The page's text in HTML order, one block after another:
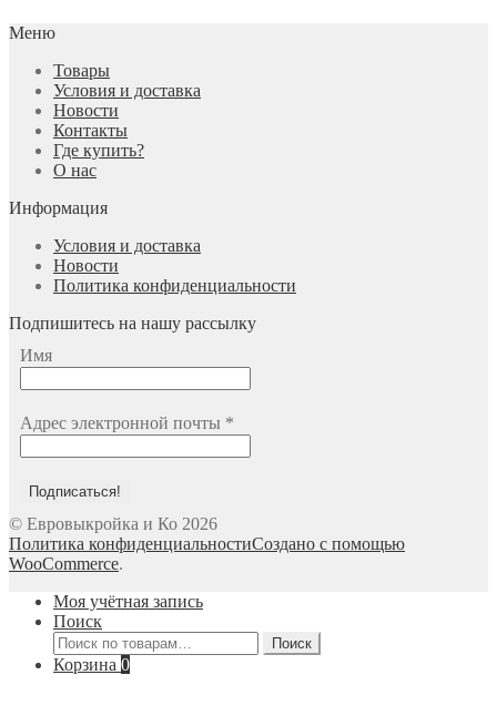
Меню
Товары
Условия и доставка
Новости
Контакты
Где купить?
О нас
Информация
Условия и доставка
Новости
Политика конфиденциальности
Подпишитесь на нашу рассылку
Имя
Адрес электронной почты *
© Евровыкройка и Ко 2026
Политика конфиденциальностиСоздано с помощью
WooCommerce.
Моя учётная запись
Поиск
Искать:
Поиск
Корзина 0